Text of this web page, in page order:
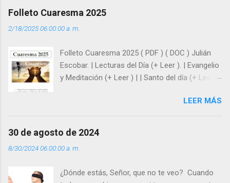
siempre está pendiente de nosotros. Amar es
y protegidos por nosotros. “ Señor, soy un
árbol sin frutos, pero tú me das la savia para
que al menos mis ramas y hojas den sombra
super hombre? - ¿Superas tu fragilidad con la
gracia de Dios? Julián Escobar. | Lecturas del
Día (+ Leer ). | Evangelio y Meditación (+ Leer ) |
Folleto Cuaresma 2025
2/18/2025 06:00:00 a. m.
Folleto Cuaresma 2025 ( PDF ) ( DOC ) Julián
Escobar. | Lecturas del Día (+ Leer ). | Evangelio
y Meditación (+ Leer ) | | Santo del día (+ Leer )
LEER MÁS
30 de agosto de 2024
8/30/2024 06:00:00 a. m.
¿Dónde estás, Señor, que no te veo? Cuando